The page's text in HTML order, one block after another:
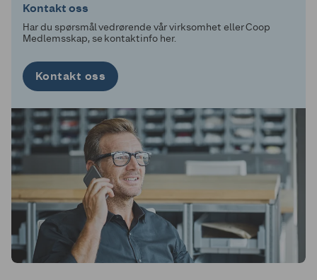
Kontakt oss
Har du spørsmål vedrørende vår virksomhet eller Coop
Medlemsskap, se kontaktinfo her.
Kontakt oss